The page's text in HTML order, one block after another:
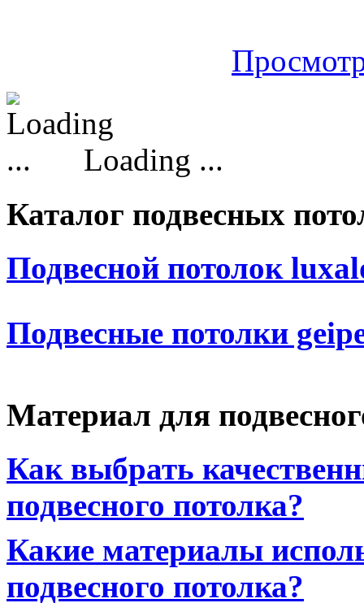
Loading ...
Каталог подвесных
Подвесной потолок
Подвесные потолки
Материал для
Как выбрать
подвесного потолка?
Какие материалы
подвесного потолка?